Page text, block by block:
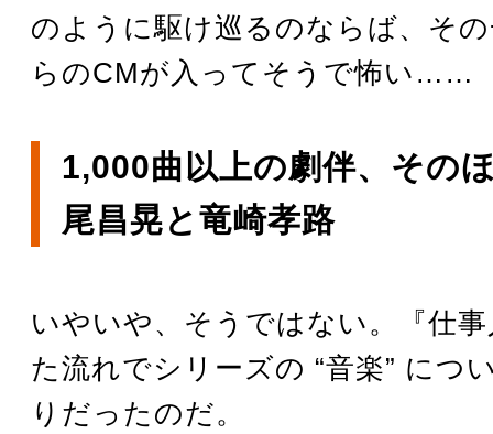
のように駆け巡るのならば、そ
らのCMが入ってそうで怖い……
1,000曲以上の劇伴、その
尾昌晃と竜崎孝路
いやいや、そうではない。『仕
た流れでシリーズの “音楽” につ
りだったのだ。